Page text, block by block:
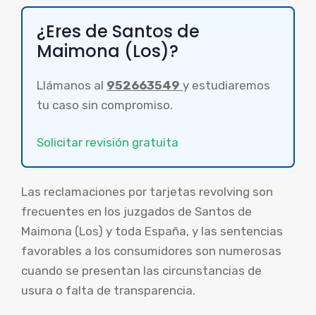
¿Eres de Santos de
Maimona (Los)?
Llámanos al 952663549 y estudiaremos
tu caso sin compromiso.
Solicitar revisión gratuita
Las reclamaciones por tarjetas revolving son
frecuentes en los juzgados de Santos de
Maimona (Los) y toda España, y las sentencias
favorables a los consumidores son numerosas
cuando se presentan las circunstancias de
usura o falta de transparencia.